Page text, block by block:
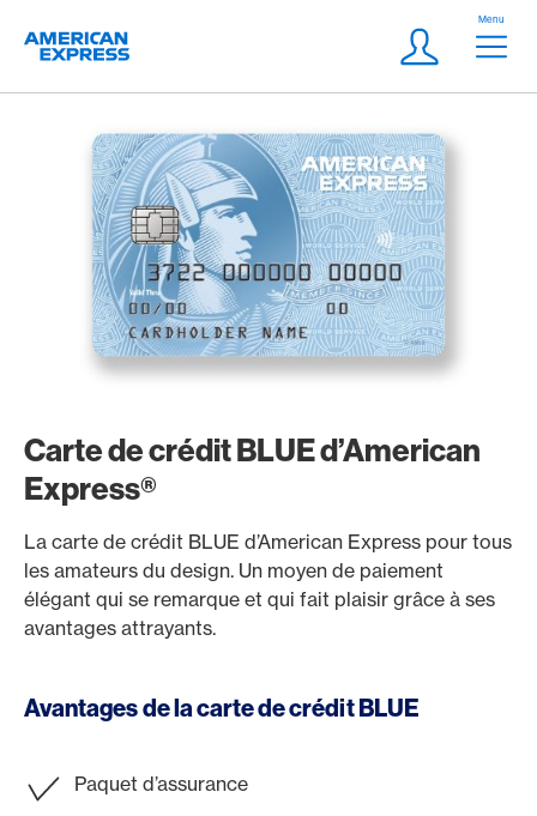
Logo
Meta
Login
Menu
Carte de crédit BLUE d’American
Express®
La carte de crédit BLUE d’American Express pour tous
les amateurs du design. Un moyen de paiement
élégant qui se remarque et qui fait plaisir grâce à ses
avantages attrayants.
Avantages de la carte de crédit BLUE
Paquet d’assurance